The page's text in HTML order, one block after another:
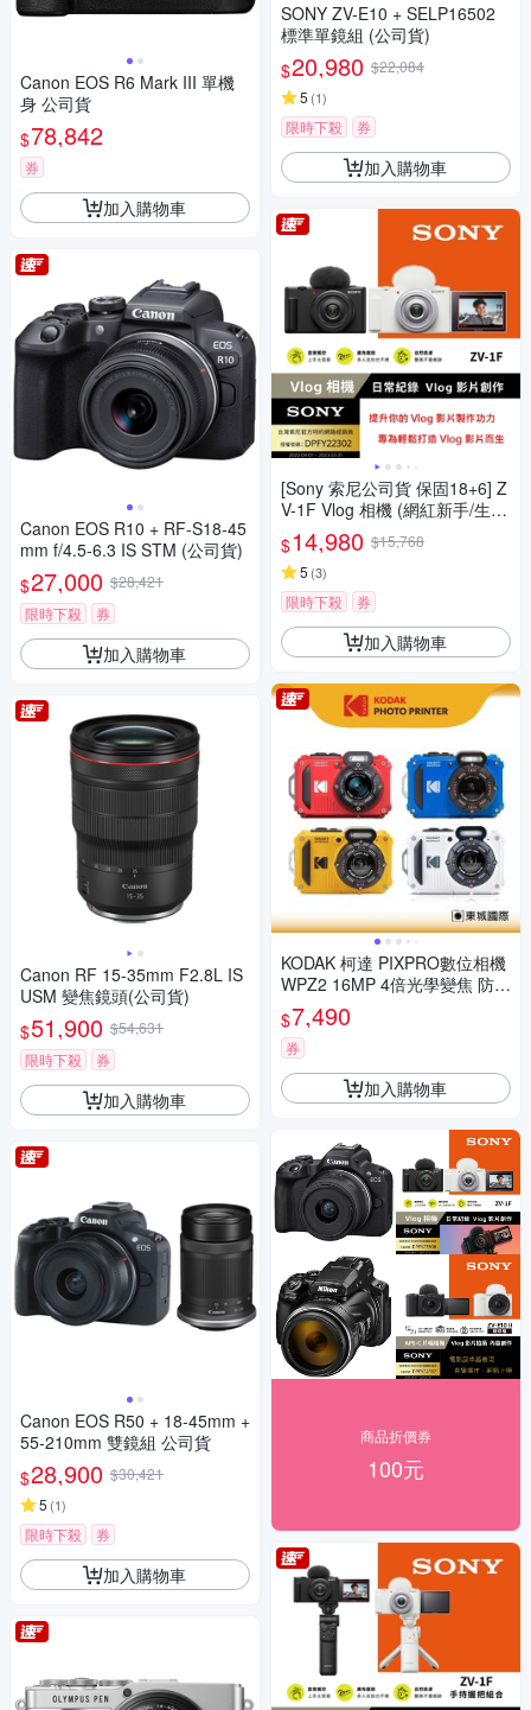
Canon EOS R6 Mark III 單機
身 公司貨
$78,842
券
加入購物車
Canon EOS R10 + RF-S18-45
mm f/4.5-6.3 IS STM (公司貨)
$27,000 $28,421
限時下殺
券
加入購物車
Canon RF 15-35mm F2.8L IS
USM 變焦鏡頭(公司貨)
$51,900 $54,631
限時下殺
券
加入購物車
Canon EOS R50 + 18-45mm +
55-210mm 雙鏡組 公司貨
$28,900 $30,421
5 (1)
限時下殺 券
加入購物車
SONY ZV-E10 + SELP16502
標準單鏡組 (公司貨)
$20,980 $22,084
5 (1)
限時下殺 券
加入購物車
[Sony 索尼公司貨 保固18+6] Z
V-1F Vlog 相機 (網紅新手/生活
隨拍)
$14,980 $15,768
5 (3)
限時下殺 券
加入購物車
KODAK 柯達 PIXPRO數位相機
WPZ2 16MP 4倍光學變焦 防水
數位相機 公司貨
$7,490
券
加入購物車
商品折價券
100元